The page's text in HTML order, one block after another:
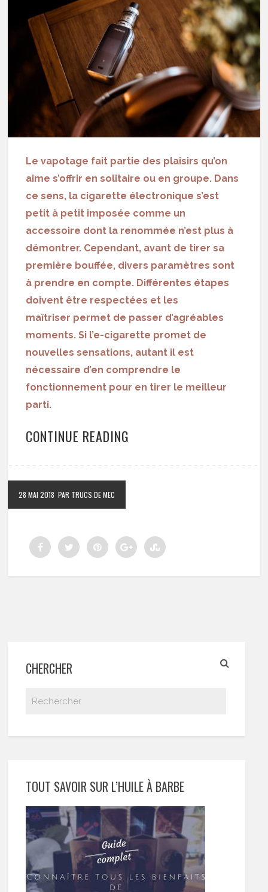
Le vapotage fait partie des plaisirs qu’on
aime s’offrir en solitaire ou en groupe. Dans
ce sens, la cigarette électronique s’est
petit à petit imposée comme un
accessoire dont la renommée n’est plus à
démontrer. Cependant, avant de tirer sa
première bouffée, divers paramètres sont
à prendre en compte. Différentes étapes
doivent être respectées et les
maîtriser permet de passer d’agréables
moments. Si l’e-cigarette promet de
nouvelles sensations, autant il est
nécessaire d’en comprendre le
fonctionnement pour en tirer le meilleur
parti.
CONTINUE READING
28 MAI 2018 PAR TRUCS DE MEC
CHERCHER
TOUT SAVOIR SUR L’HUILE À BARBE